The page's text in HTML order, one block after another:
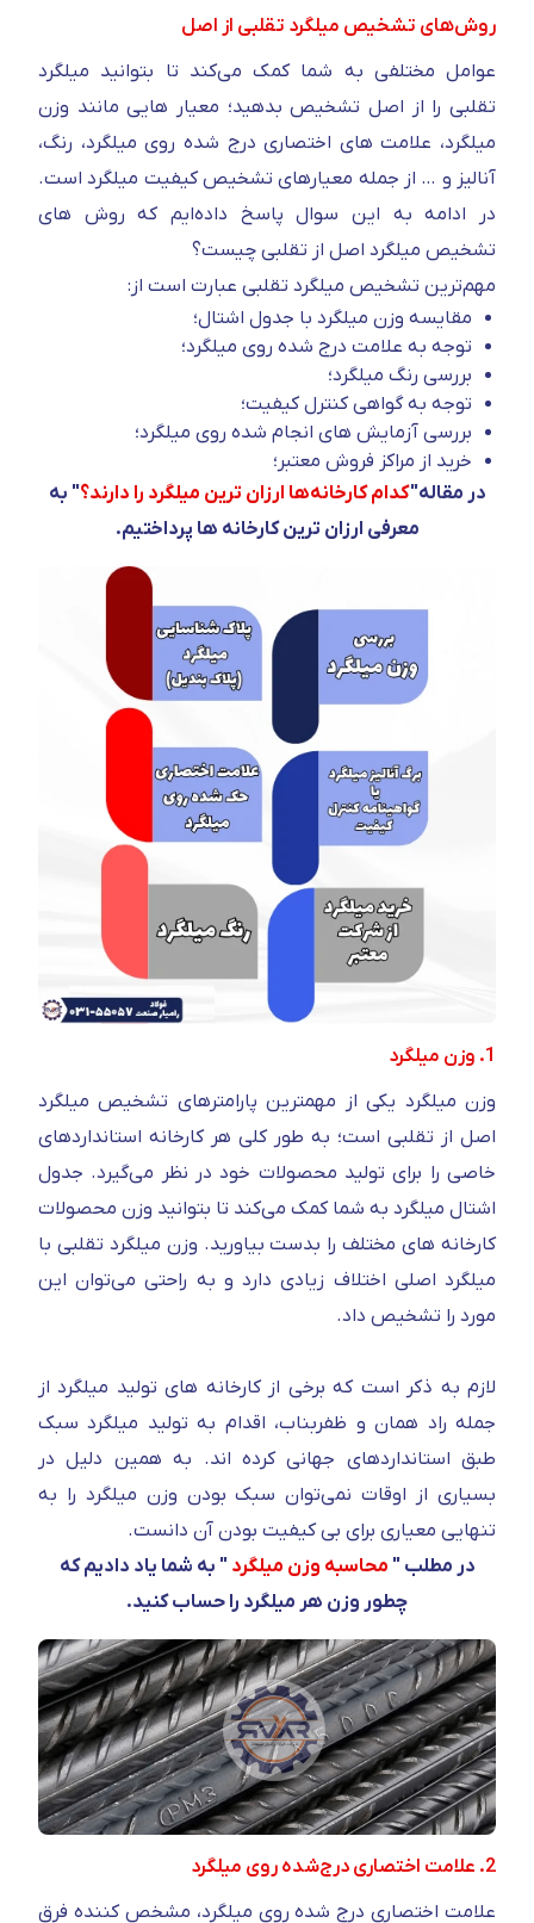
روش‌های تشخیص میلگرد تقلبی از اصل
عوامل مختلفی به شما کمک می‌کند تا بتوانید میلگرد
تقلبی را از اصل تشخیص بدهید؛ معیار هایی مانند وزن
میلگرد، علامت های اختصاری درج شده روی میلگرد، رنگ،
آنالیز و … از جمله معیارهای تشخیص کیفیت میلگرد است.
در ادامه به این سوال پاسخ داده‌ایم که روش های
تشخیص میلگرد اصل از تقلبی چیست؟
مهم‌ترین تشخیص میلگرد تقلبی عبارت است از:
مقایسه وزن میلگرد با جدول اشتال؛
توجه به علامت درج شده روی میلگرد؛
بررسی رنگ میلگرد؛
توجه به گواهی کنترل کیفیت؛
بررسی آزمایش های انجام شده روی میلگرد؛
خرید از مراکز فروش معتبر؛
در مقاله"کدام کارخانه‌ها ارزان ترین میلگرد را دارند؟" به
معرفی ارزان ترین کارخانه ها پرداختیم.
1. وزن میلگرد
وزن میلگرد یکی از مهمترین پارامترهای تشخیص میلگرد
اصل از تقلبی است؛ به طور کلی هر کارخانه استانداردهای
خاصی را برای تولید محصولات خود در نظر می‌گیرد. جدول
اشتال میلگرد به شما کمک می‌کند تا بتوانید وزن محصولات
کارخانه های مختلف را بدست بیاورید. وزن میلگرد تقلبی با
میلگرد اصلی اختلاف زیادی دارد و به راحتی می‌توان این
مورد را تشخیص داد.
لازم به ذکر است که برخی از کارخانه های تولید میلگرد از
جمله راد همان و ظفربناب، اقدام به تولید میلگرد سبک
طبق استانداردهای جهانی کرده اند. به همین دلیل در
بسیاری از اوقات نمی‌توان سبک بودن وزن میلگرد را به
تنهایی معیاری برای بی کیفیت بودن آن دانست.
در مطلب " محاسبه وزن میلگرد " به شما یاد دادیم که
چطور وزن هر میلگرد را حساب کنید.
2. علامت اختصاری درج‌شده روی میلگرد
علامت اختصاری درج شده روی میلگرد، مشخص کننده فرق